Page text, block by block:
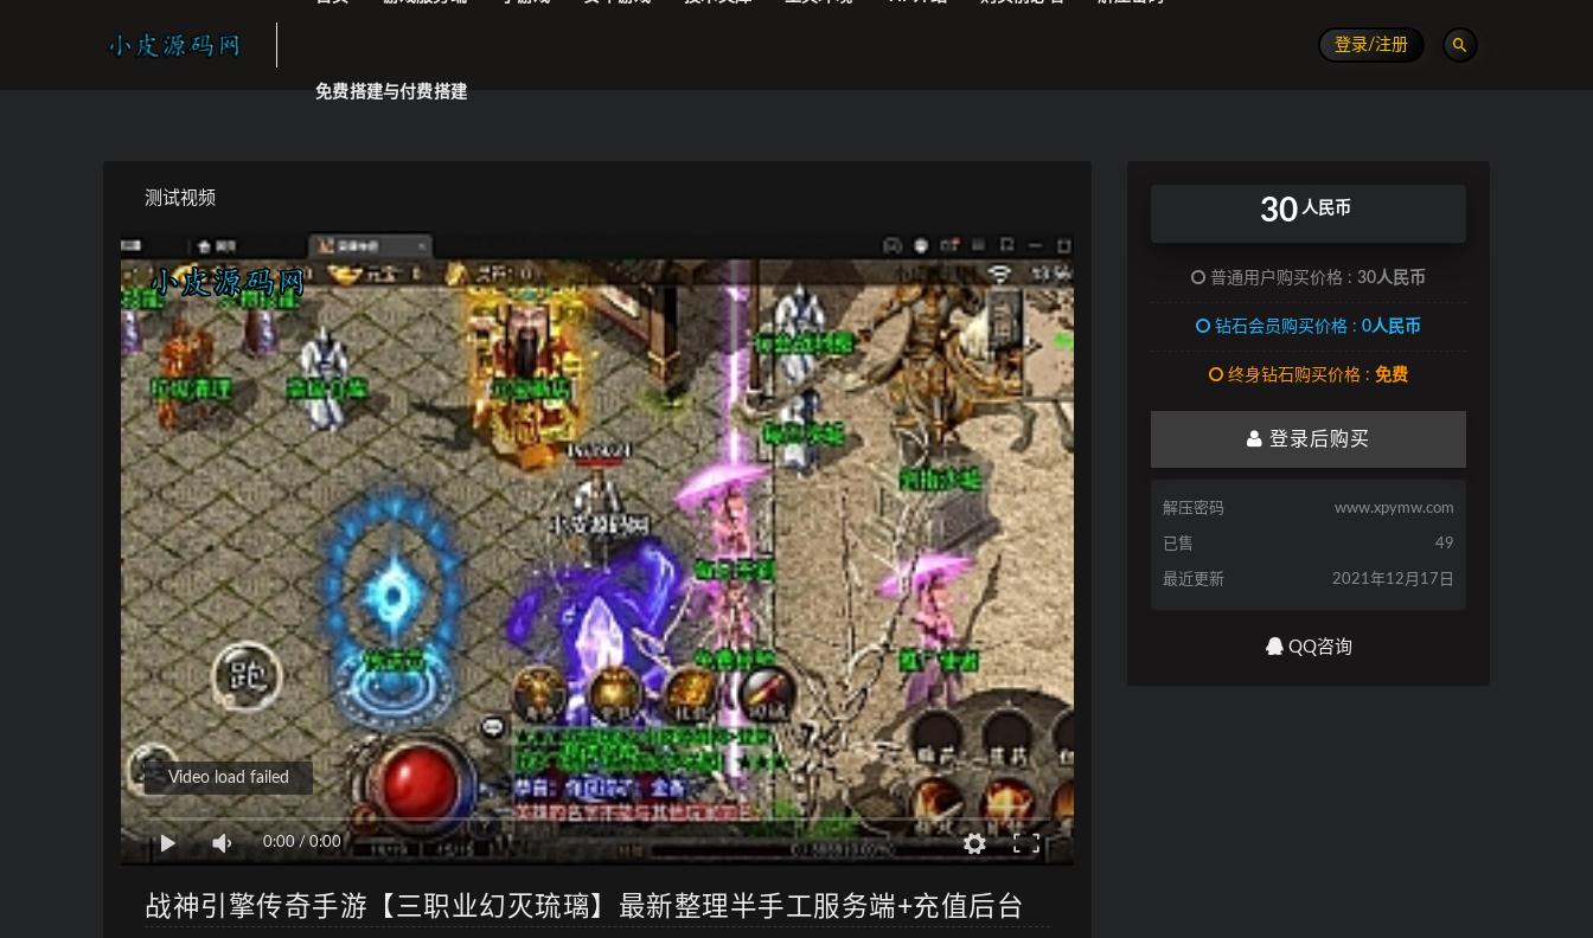
免费搭建与付费搭建
登录/注册
测试视频
0:00/0:00
Video load failed
战神引擎传奇手游【三职业幻灭琉璃】最新整理半手工服务端+充值后台
30 人民币
普通用户购买价格 : 30人民币
钻石会员购买价格 : 0人民币
终身钻石购买价格 : 免费
登录后购买
解压密码 www.xpymw.com
已售 49
最近更新 2021年12月17日
QQ咨询